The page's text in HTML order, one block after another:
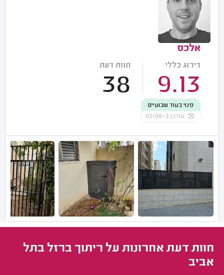
אלכס
דירוג כללי
9.13
חוות דעת
38
פנוי בעוד שבועיים
עודכן ב-02/08
חוות דעת אחרונות על ריתוך ברזל בתל
אביב